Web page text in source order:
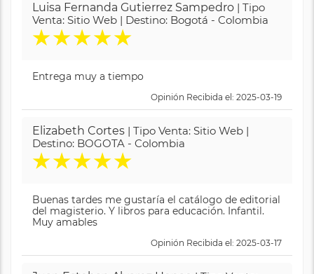
Luisa Fernanda Gutierrez Sampedro | Tipo
Venta: Sitio Web | Destino: Bogotá - Colombia
★★★★★
Entrega muy a tiempo
Opinión Recibida el: 2025-03-19
Elizabeth Cortes | Tipo Venta: Sitio Web |
Destino: BOGOTA - Colombia
★★★★★
Buenas tardes me gustaría el catálogo de editorial
del magisterio. Y libros para educación. Infantil.
Muy amables
Opinión Recibida el: 2025-03-17